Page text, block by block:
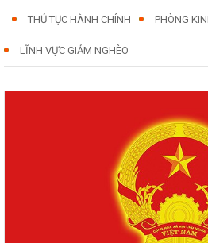
THỦ TỤC HÀNH CHÍNH PHÒNG
LĨNH VỰC GIẢM NGHÈO